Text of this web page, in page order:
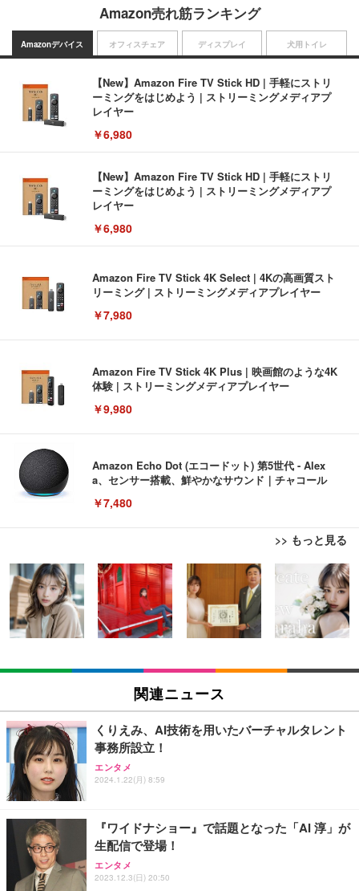
Amazon売れ筋ランキング
Amazonデバイス
【New】Amazon Fire TV Stick HD | 手軽にストリ
ーミングをはじめよう | ストリーミングメディアプ
レイヤー
￥6,980
【New】Amazon Fire TV Stick HD | 手軽にストリ
ーミングをはじめよう | ストリーミングメディアプ
レイヤー
￥6,980
Amazon Fire TV Stick 4K Select | 4Kの高画質スト
リーミング | ストリーミングメディアプレイヤー
￥7,980
Amazon Fire TV Stick 4K Plus | 映画館のような4K
体験 | ストリーミングメディアプレイヤー
￥9,980
Amazon Echo Dot (エコードット) 第5世代 - Alex
a、センサー搭載、鮮やかなサウンド｜チャコール
￥7,480
>> もっと見る
オフィスチェア
[EdoErgo] オフィスチェア 椅子 テレワーク 疲れな
い 跳ね上げ式アームレスト コンパクト 約105度ロッ
キング pc 事務椅子 360度回転 座面昇降 強化ナイロ
ン樹脂ベース 通気性メッシュ 在宅ワーク H-WY01
(黒網+黒枠+黒足)
￥5,699
SIHOO B100 オフィスチェア／デスクチェア メッシ
ュチェア 人間工学 疲れない ブラック
￥27,999
ワーク チェア 強化バックレスト 30度ロッキング機
能 人間工学 椅子 腰サポート 90度跳ね上げ式アーム
務用 おしゃれ パソコンチェア (ブラック)
Sezlife オフィスチェア デスクチェア 疲れない テレ
ワーク チェア 強化バックレスト 30度ロッキング機
能 人間工学 椅子 腰サポート 90度跳ね上げ式アーム
ディスプレイ
EIZO ビジネス向けプレミアムモニター | FlexScan
EV3240X-WT | 31.5型4K UHD・USB Type-C・ホワ
イト
￥105,595
EIZO ビジネス向けプレミアムモニター | FlexScan
￥109,572
【純正品】27"ゲーミングモニター DualSense 充電
フック付き（CFI-ZDM1J）
【整備済み品】Dell E2724HS 27インチ 液晶モニタ
ー フルHD（1920×1080）VA 非光沢 HDMI/DisplayP
ort/VGA スピーカー内蔵 高さ調整 スイベル VESA対
犬用トイレ
Amazonベーシック ペットシーツ 薄型 レギュラー 1
回使い捨て 無香料 ホワイト 300枚
￥3,373
Amazonベーシック ペットシーツ 厚型 ワイド 42枚
x2袋(84枚) ホワイト(吸収面:ライトブルー)
￥3,234
ネオ・ルーライフ ネオ・オムツ L 中型犬用 26枚入
り 単品
Smart Basic(スマートベーシック) 【Amazon.co.jp
限定】 Smart Basic アイリスオーヤマ ペットシーツ
超厚型 お徳用 ワイド 100枚入 (x 1) (ケース販売)
関連ニュース
くりえみ、AI技術を用いたバーチャルタレント
事務所設立！
エンタメ
2024.1.22(月) 8:59
『ワイドナショー』で話題となった「AI 淳」が
生配信で登場！
エンタメ
2023.12.3(日) 20:50